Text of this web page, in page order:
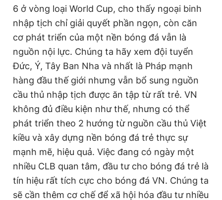
6 ở vòng loại World Cup, cho thấy ngoại binh
nhập tịch chỉ giải quyết phần ngọn, còn căn
cơ phát triển của một nền bóng đá vẫn là
nguồn nội lực. Chúng ta hãy xem đội tuyển
Đức, Ý, Tây Ban Nha và nhất là Pháp mạnh
hàng đầu thế giới nhưng vẫn bổ sung nguồn
cầu thủ nhập tịch được ăn tập từ rất trẻ. VN
không đủ điều kiện như thế, nhưng có thể
phát triển theo 2 hướng từ nguồn cầu thủ Việt
kiều và xây dựng nền bóng đá trẻ thực sự
mạnh mẽ, hiệu quả. Việc đang có ngày một
nhiều CLB quan tâm, đầu tư cho bóng đá trẻ là
tín hiệu rất tích cực cho bóng đá VN. Chúng ta
sẽ cần thêm cơ chế để xã hội hóa đầu tư nhiều